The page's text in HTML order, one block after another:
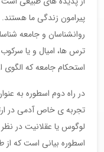
پیرامون زندگی ما
روانشناسان و جامعه
ترس ها، امیال و یا سرکوب
استحکام جامعه که
در راه دوم اسطوره به
تجربه ی خاص آدمی در
لوگوس یا عقلانیت در
اسطوره بیانی است که از